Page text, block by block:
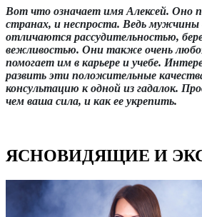
Вот что означает имя Алексей. Оно
странах, и неспроста. Ведь
отличаются рассудительностью,
вежливостью. Они также очень
помогает им в карьере и учебе.
развить эти положительные
консультацию к одной из гадалок.
чем ваша сила, и как ее укрепить.
ЯСНОВИДЯЩИЕ И